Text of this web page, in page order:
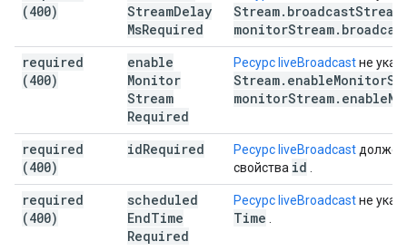
(400)
StreamDelay
MsRequired
Stream. broadcastStream
monitorStream.
required
(400)
enable
Monitor
Stream
Required
Ресурс liveBroadcastне
Stream. enableMonitor
monitorStream. enable
required
(400)
idRequired Ресурс liveBroadcast должен
свойства id
required
(400)
scheduled
EndTime
Required
Ресурс liveBroadcastне
Time